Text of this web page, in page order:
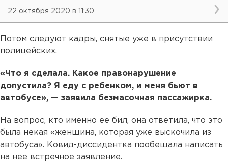
22 октября 2020 в 11:30
Потом следуют кадры, снятые уже в присутствии
полицейских.
«Что я сделала. Какое правонарушение
допустила? Я еду с ребенком, и меня бьют в
автобусе», — заявила безмасочная пассажирка.
На вопрос, кто именно ее бил, она ответила, что это
была некая «женщина, которая уже выскочила из
автобуса». Ковид-диссидентка пообещала написать
на нее встречное заявление.